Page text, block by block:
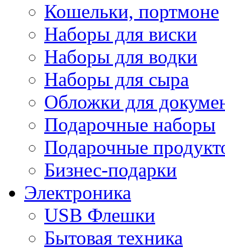
Кошельки, портмоне
Наборы для виски
Наборы для водки
Наборы для сыра
Обложки для
Подарочные наборы
Подарочные
Бизнес-подарки
Электроника
USB Флешки
Бытовая техника